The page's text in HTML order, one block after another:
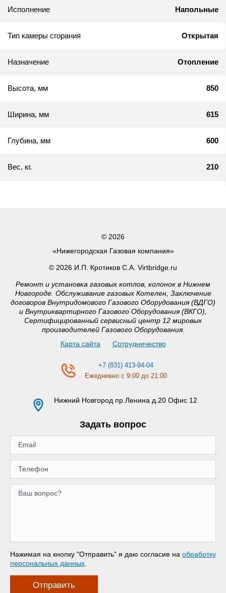
Исполнение Напольные
Тип камеры сгорания Открытая
Назначение Отопление
Высота, мм 850
Ширина, мм 615
Глубина, мм 600
Вес, кг. 210
© 2026
«Нижегородская Газовая компания»
© 2026 И.П. Кротиков С.А. Virtbridge.ru
Ремонт и установка газовых котлов, колонок в Нижнем
Новгороде. Обслуживание газовых Котелен, Заключение
договоров Внутридомового Газового Оборудования (ВДГО)
и Внутриквартирного Газового Оборудования (ВКГО),
Сертифицированный сервисный центр 12 мировых
производителей Газового Оборудования.
Карта сайта
Сотрудничество
+7 (831) 413-94-04
Ежедневно с 9:00 до 21:00
Нижний Новгород пр.Ленина д.20 Офис 12
Задать вопрос
Нажимая на кнопку "Отправить" я даю согласие на обработку
персональных данных
Отправить